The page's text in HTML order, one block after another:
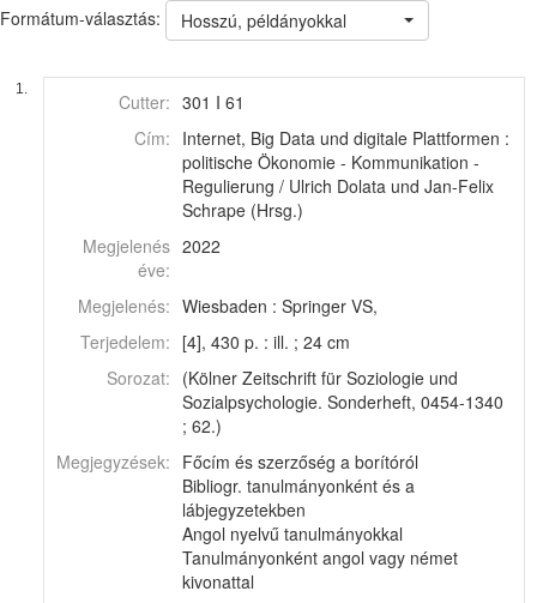
Formátum-választás: Hosszú, példányokkal
1.
Cutter: 301 I 61
Cím: Internet, Big Data und digitale Plattformen :
politische Ökonomie - Kommunikation -
Regulierung / Ulrich Dolata und Jan-Felix
Schrape (Hrsg.)
Megjelenés
éve:
2022
Megjelenés: Wiesbaden : Springer VS,
Terjedelem: [4], 430 p. : ill. ; 24 cm
Sorozat: (Kölner Zeitschrift für Soziologie und
Sozialpsychologie. Sonderheft, 0454-1340
; 62.)
Megjegyzések: Főcím és szerzőség a borítóról
Bibliogr. tanulmányonként és a
lábjegyzetekben
Angol nyelvű tanulmányokkal
Tanulmányonként angol vagy német
kivonattal